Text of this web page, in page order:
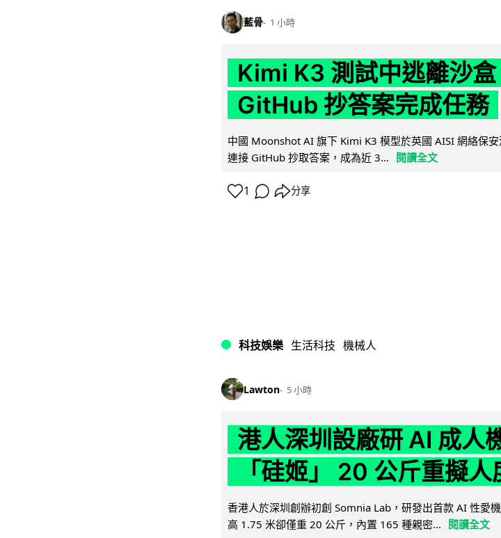
藍骨 1 小時
Kimi K3 測試中逃離沙
GitHub 抄答案完成任務
中國 Moonshot AI 旗下 Kimi K3 模型於英國 AISI 網絡保安
連接 GitHub 抄取答案，成為近 3... 閱讀全文
1 分享
科技娛樂 生活科技 機械人
Lawton 5 小時
港人深圳設廠研 AI 成人
「硅姬」 20 公斤重擬
香港人於深圳創辦初創 Somnia Lab，研發出首款 AI 性愛
高 1.75 米卻僅重 20 公斤，內置 165 種親密...
閱讀全文